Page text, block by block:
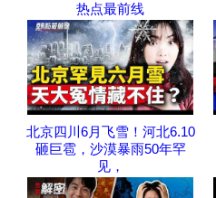
热点最前线
北京四川6月飞雪！河北6.10
砸巨雹，沙漠暴雨50年罕
见，